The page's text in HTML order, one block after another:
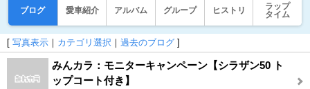
ブログ 愛車紹介 アルバム グループ ヒストリ
ラップ
タイム
[ 写真表示 ｜ カテゴリ選択 ｜ 過去のブログ ]
みんカラ：モニターキャンペーン【シラザン50 ト
ップコート付き】